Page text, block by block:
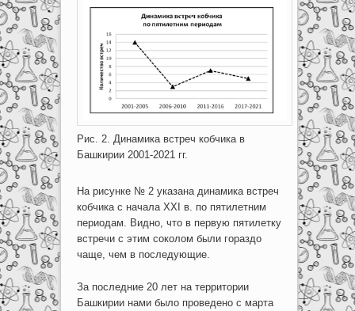
Рис. 2. Динамика встреч кобчика в
Башкирии 2001-2021 гг.
На рисунке № 2 указана динамика встреч
кобчика с начала XXI в. по пятилетним
периодам. Видно, что в первую пятилетку
встречи с этим соколом были гораздо
чаще, чем в последующие.
За последние 20 лет на территории
Башкирии нами было проведено с марта